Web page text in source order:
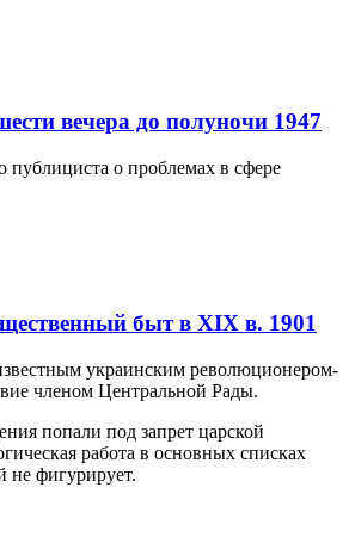
вечера до полуночи 1947
публициста о проблемах в сфере
быт в XIX в. 1901
украинским революционером-
членом Центральной Рады.
попали под запрет царской
работа в основных списках
не фигурирует.